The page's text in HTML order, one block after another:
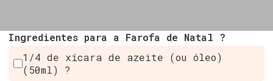
Ingredientes para a Farofa de Natal ?
1/4 de xícara de azeite (ou óleo)
(50ml) ?